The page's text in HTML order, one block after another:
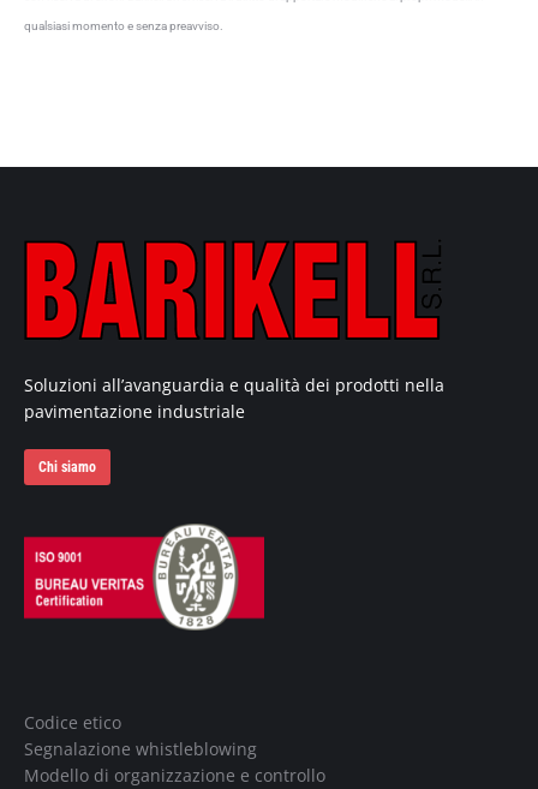
qualsiasi momento e senza preavviso.
Soluzioni all’avanguardia e qualità dei prodotti nella
pavimentazione industriale
Chi siamo
Codice etico
Segnalazione whistleblowing
Modello di organizzazione e controllo